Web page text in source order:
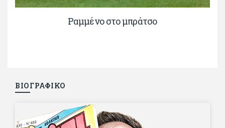
Ραμμένο στο μπράτσο
ΒΙΟΓΡΑΦΙΚΟ